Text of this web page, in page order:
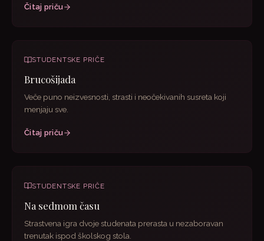
Čitaj priču
STUDENTSKE PRIČE
Brucošijada
Veče puno neizvesnosti, strasti i neočekivanih susreta koji
menjaju sve.
Čitaj priču
STUDENTSKE PRIČE
Na sedmom času
Strastvena igra dvoje studenata prerasta u nezaboravan
trenutak ispod školskog stola.